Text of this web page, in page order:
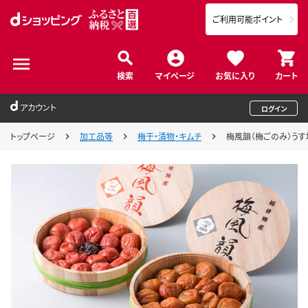
検索 マイページ お気に入り カート
ご利用可能ポイント
アカウント ログイン
トップページ 加工品等 梅干・漬物・キムチ 梅風韻（梅ごのみ）う